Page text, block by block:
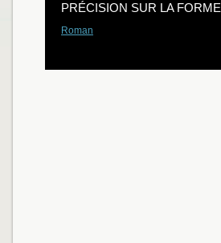
PRÉCISION SUR LA FORME
Roman